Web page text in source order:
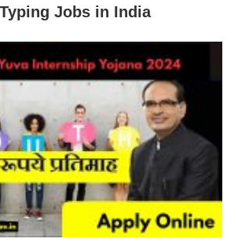
Jobs in India